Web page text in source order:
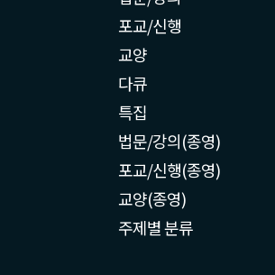
포교/신행
교양
다큐
특집
법문/강의(종영)
포교/신행(종영)
교양(종영)
주제별 분류